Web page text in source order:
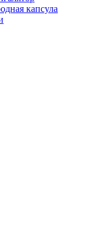
капсула